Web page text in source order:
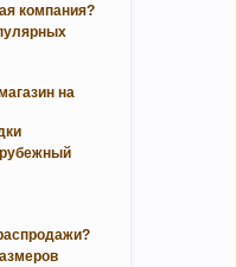
компания?
на